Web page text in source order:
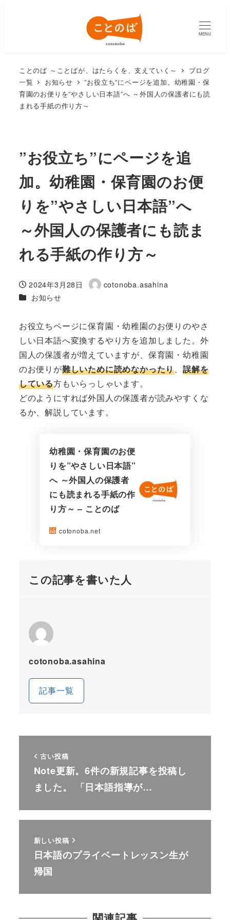
MENU
ことのば ～ことばが、はたらくを、支えていく～
ブログ
一覧
お知らせ
”お役立ち”にページを追加。幼稚園・保
育園のお便りを”やさしい日本語”へ ～外国人の保護者にも読
まれる手紙の作り方～
”お役立ち”にページを追
加。幼稚園・保育園のお便
りを”やさしい日本語”へ
～外国人の保護者にも読ま
れる手紙の作り方～
投稿日
2024年3月28日
著
cotonoba.asahina
カテゴリー
お知らせ
お役立ちページに保育園・幼稚園のお便りのやさ
しい日本語へ変換するやり方を追加しました。外
国人の保護者が増えていますが、保育園・幼稚園
のお便りが難しいために読めなかったり 、誤解を
している方もいらっしゃいます。
どのようにすれば外国人の保護者が読みやすくな
るか、解説しています。
幼稚園・保育園のお便
りを”やさしい日本語”
へ ～外国人の保護者
にも読まれる手紙の作
り方～ – ことのば
cotonoba.net
この記事を書いた人
cotonoba.asahina
記事一覧
古い投稿
Note更新。6件の新規記事を投稿し
ました。 「日本語指導が…
新しい投稿
日本語のプライベートレッスン生が
帰国